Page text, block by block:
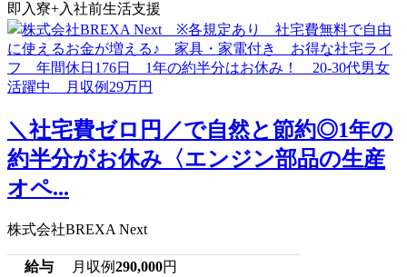
即入寮+入社前生活支援
＼社宅費ゼロ円／で自然と節約◎1年の
約半分がお休み〈エンジン部品の生産
オペ...
株式会社BREXA Next
給与 月収例290,000円